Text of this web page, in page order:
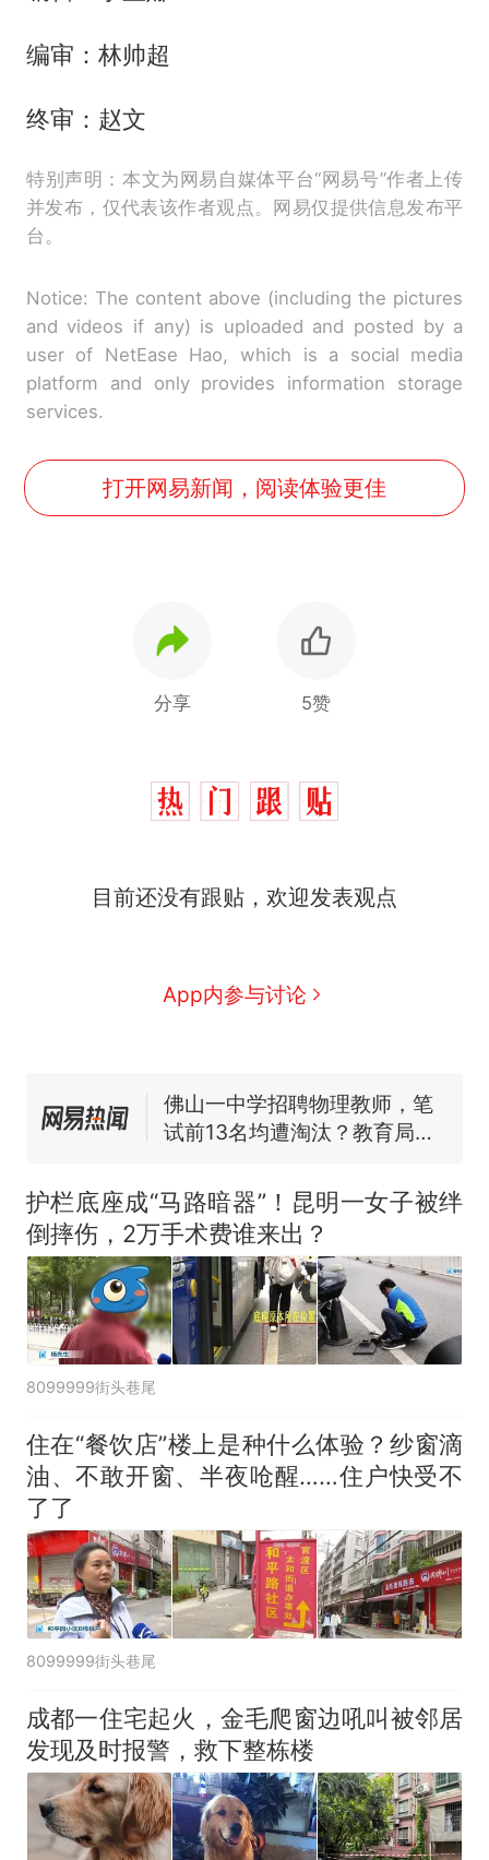
编审：林帅超
终审：赵文
特别声明：本文为网易自媒体平台“网易号”作者上传
并发布，仅代表该作者观点。网易仅提供信息发布平
台。
Notice: The content above (including the pictures
and videos if any) is uploaded and posted by a
user of NetEase Hao, which is a social media
platform and only provides information storage
services.
打开网易新闻，阅读体验更佳
分享 5赞
目前还没有跟贴，欢迎发表观点
App内参与讨论
热
那个在床头放菜刀的女孩，
号，仅凭视频评出？中国烹饪
来源：参考消息）
笔试第一被第二名传话劝弃考
官方通报
已叫停招聘，成立调查组全面
核查
台风"白海豚"中心附近最大风
力已达15级 最新研判
因老师一句“跟我回家”改写了
人生
护栏底座成“马路暗器”！昆明一女子被绊
倒摔伤，2万手术费谁来出？
8099999街头巷尾
住在“餐饮店”楼上是种什么体验？纱窗滴
油、不敢开窗、半夜呛醒……住户快受不
了了
8099999街头巷尾
成都一住宅起火，金毛爬窗边吼叫被邻居
发现及时报警，救下整栋楼